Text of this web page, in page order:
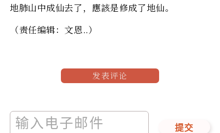
地肺山中成仙去了，應該是修成了地仙。
（责任编辑：文恩..）
发表评论
提交